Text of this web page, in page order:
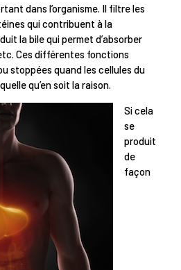
dans l’organisme. Il filtre les
qui contribuent à la
la bile qui permet d’absorber
Ces différentes fonctions
stoppées quand les cellules du
qu’en soit la raison.
Si cela
se
produit
de
façon